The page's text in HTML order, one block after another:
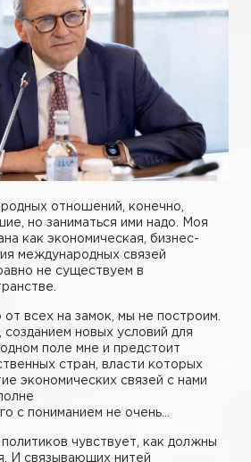
отношений, конечно,
но заниматься ими надо. Моя
как экономическая, бизнес-
международных связей
не существуем в
всех на замок, мы не построим.
новых условий для
поле мне и предстоит
стран, власти которых
экономических связей с нами
с пониманием не очень…
чувствует, как должны
И связывающих нитей